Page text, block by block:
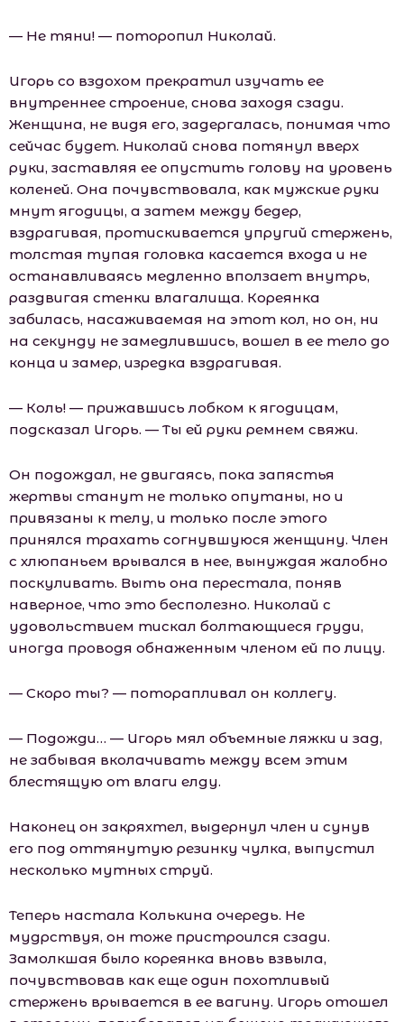
— Не тяни! — поторопил Николай.
Игорь со вздохом прекратил изучать ее
внутреннее строение, снова заходя сзади.
Женщина, не видя его, задергалась, понимая что
сейчас будет. Николай снова потянул вверх
руки, заставляя ее опустить голову на уровень
коленей. Она почувствовала, как мужские руки
мнут ягодицы, а затем между бедер,
вздрагивая, протискивается упругий стержень,
толстая тупая головка касается входа и не
останавливаясь медленно вползает внутрь,
раздвигая стенки влагалища. Кореянка
забилась, насаживаемая на этот кол, но он, ни
на секунду не замедлившись, вошел в ее тело до
конца и замер, изредка вздрагивая.
— Коль! — прижавшись лобком к ягодицам,
подсказал Игорь. — Ты ей руки ремнем свяжи.
Он подождал, не двигаясь, пока запястья
жертвы станут не только опутаны, но и
привязаны к телу, и только после этого
принялся трахать согнувшуюся женщину. Член
с хлюпаньем врывался в нее, вынуждая жалобно
поскуливать. Выть она перестала, поняв
наверное, что это бесполезно. Николай с
удовольствием тискал болтающиеся груди,
иногда проводя обнаженным членом ей по лицу.
— Скоро ты? — поторапливал он коллегу.
— Подожди… — Игорь мял объемные ляжки и зад,
не забывая вколачивать между всем этим
блестящую от влаги елду.
Наконец он закряхтел, выдернул член и сунув
его под оттянутую резинку чулка, выпустил
несколько мутных струй.
Теперь настала Колькина очередь. Не
мудрствуя, он тоже пристроился сзади.
Замолкшая было кореянка вновь взвыла,
почувствовав как еще один похотливый
стержень врывается в ее вагину. Игорь отошел